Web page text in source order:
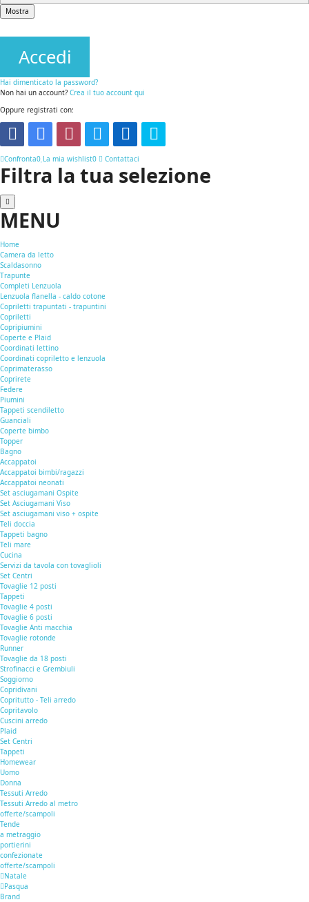
Mostra
Accedi
Hai dimenticato la password?
Non hai un account? Crea il tuo account qui
Oppure registrati con:
Confronta0 La mia wishlist0 Contattaci
Filtra la tua selezione
MENU
Home
Camera da letto
Scaldasonno
Trapunte
Completi Lenzuola
Lenzuola flanella - caldo cotone
Copriletti trapuntati - trapuntini
Copriletti
Copripiumini
Coperte e Plaid
Coordinati lettino
Coordinati copriletto e lenzuola
Coprimaterasso
Coprirete
Federe
Piumini
Tappeti scendiletto
Guanciali
Coperte bimbo
Topper
Bagno
Accappatoi
Accappatoi bimbi/ragazzi
Accappatoi neonati
Set asciugamani Ospite
Set Asciugamani Viso
Set asciugamani viso + ospite
Teli doccia
Tappeti bagno
Teli mare
Cucina
Servizi da tavola con tovaglioli
Set Centri
Tovaglie 12 posti
Tappeti
Tovaglie 4 posti
Tovaglie 6 posti
Tovaglie Anti macchia
Tovaglie rotonde
Runner
Tovaglie da 18 posti
Strofinacci e Grembiuli
Soggiorno
Copridivani
Copritutto - Teli arredo
Copritavolo
Cuscini arredo
Plaid
Set Centri
Tappeti
Homewear
Uomo
Donna
Tessuti Arredo
Tessuti Arredo al metro
offerte/scampoli
Tende
a metraggio
portierini
confezionate
offerte/scampoli
Natale
Pasqua
Brand